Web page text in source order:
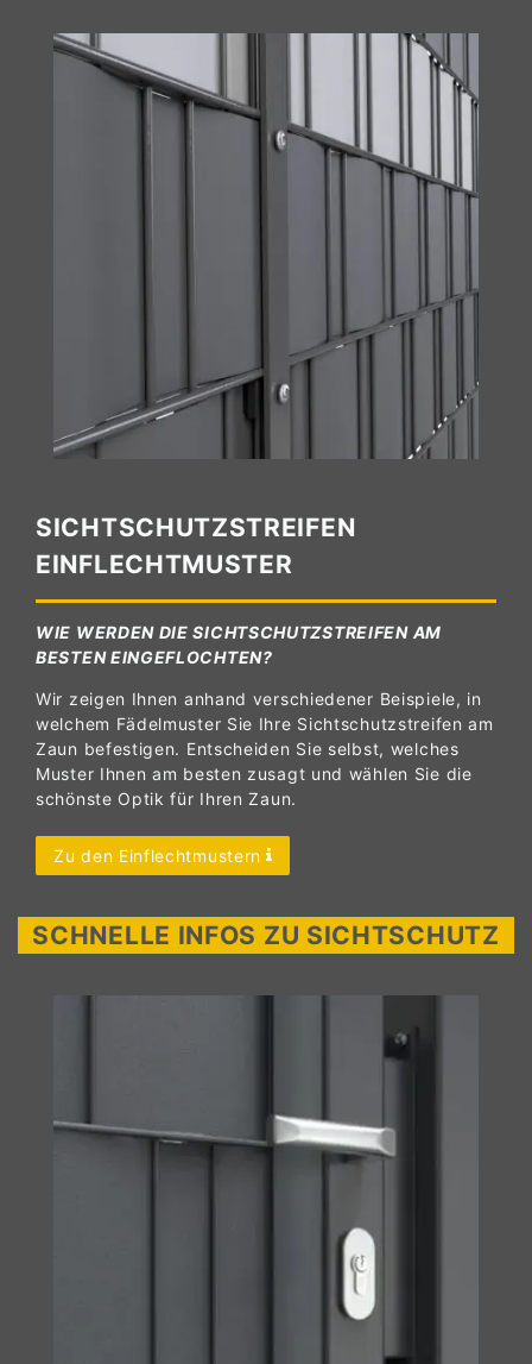
SICHTSCHUTZSTREIFEN
EINFLECHTMUSTER
WIE WERDEN DIE SICHTSCHUTZSTREIFEN AM
BESTEN EINGEFLOCHTEN?
Wir zeigen Ihnen anhand verschiedener Beispiele, in
welchem Fädelmuster Sie Ihre Sichtschutzstreifen am
Zaun befestigen. Entscheiden Sie selbst, welches
Muster Ihnen am besten zusagt und wählen Sie die
schönste Optik für Ihren Zaun.
Zu den Einflechtmustern
SCHNELLE INFOS ZU SICHTSCHUTZ